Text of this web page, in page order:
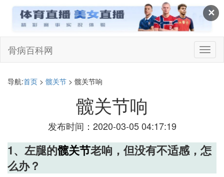
✕
切
换
骨病百科网
导航:首页 > 髋关节 > 髋关节响
髋关节响
发布时间：2020-03-05 04:17:19
1、左腿的髋关节老响，但没有不适感，怎
么办？